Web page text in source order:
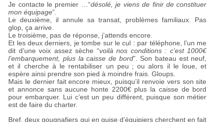
Je contacte le premier …“désolé, je viens de finir de constituer
mon équipage”.
Le deuxième, il annule sa transat, problèmes familiaux. Pas
glop, ça arrive.
Le troisième, pas de réponse, j’attends encore.
Et les deux derniers, je tombe sur le cul : par téléphone, l’un me
dit d’une voix assez sèche “voilà nos conditions : c’est 1000€
l’embarquement, plus la caisse de bord”. Son bateau est neuf,
et il cherche à le rentabiliser un peu ; ou alors il le loue, et
espère ainsi prendre son pied à moindre frais. Gloups.
Mais le dernier fait encore mieux, puisqu’il renvoie vers son site
et annonce sans aucune honte 2200€ plus la caisse de bord
pour embarquer. Lui c’est un peu différent, puisque son métier
est de faire du charter.
Bref, deux gougnafiers qui en guise d’équipiers cherchent en fait